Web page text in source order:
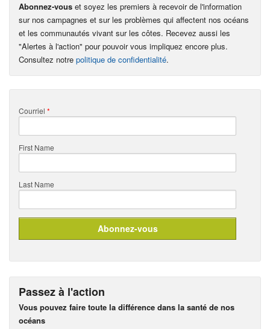
Abonnez-vous et soyez les premiers à recevoir de l'information
sur nos campagnes et sur les problèmes qui affectent nos océans
et les communautés vivant sur les côtes. Recevez aussi les
"Alertes à l'action" pour pouvoir vous impliquez encore plus.
Consultez notre politique de confidentialité.
Courriel *
First Name
Last Name
Passez à l'action
Vous pouvez faire toute la différence dans la santé de nos
océans